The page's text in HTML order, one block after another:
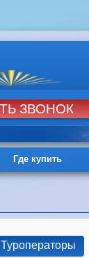
Где купить
Туроператоры